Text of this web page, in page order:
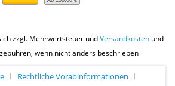
zzgl. Mehrwertsteuer undVersandkostenund
wenn nicht anders beschrieben
Rechtliche Vorabinformationen